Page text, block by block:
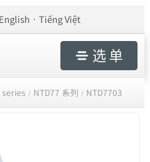
English Tiếng Việt
选 单
series / NTD77 系列 / NTD7703